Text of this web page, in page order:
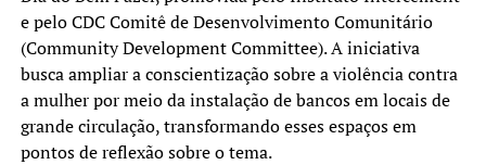
e pelo CDC Comitê de Desenvolvimento Comunitário
(Community Development Committee). A iniciativa
busca ampliar a conscientização sobre a violência contra
a mulher por meio da instalação de bancos em locais de
grande circulação, transformando esses espaços em
pontos de reflexão sobre o tema.